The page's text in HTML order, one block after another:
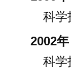
科学
2002
科学